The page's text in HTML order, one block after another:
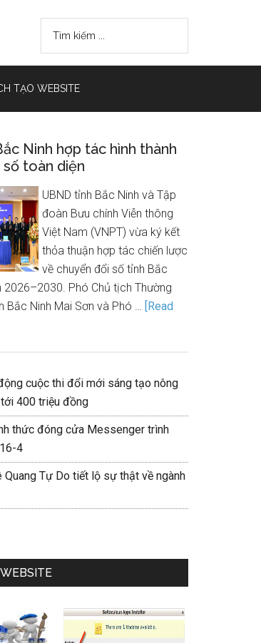
TẠO WEBSITE
Ninh hợp tác hình thành
toàn diện
UBND tỉnh Bắc Ninh và Tập
đoàn Bưu chính Viễn thông
Việt Nam (VNPT) vừa ký kết
thỏa thuận hợp tác chiến lược
về chuyển đổi số tỉnh Bắc
2026–2030. Phó Chủ tịch Thường
Bắc Ninh Mai Sơn và Phó … [Read
cuộc thi đổi mới sáng tạo nông
400 triệu đồng
thức đóng cửa Messenger trình
4
Quang Tự Do tiết lộ sự thật về ngành